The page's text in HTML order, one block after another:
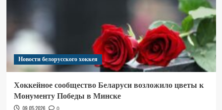
Новости белорусского хоккея
Хоккейное сообщество Беларуси возложило цветы к
Монументу Победы в Минске